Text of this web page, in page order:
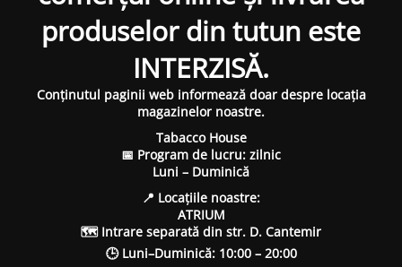
produselor din tutun este
INTERZISĂ.
Conținutul paginii web informează doar despre locația
magazinelor noastre.
Tabacco House
📅 Program de lucru: zilnic
Luni – Duminică
📍 Locațiile noastre:
ATRIUM
🗺 Intrare separată din str. D. Cantemir
🕒 Luni–Duminică: 10:00 – 20:00